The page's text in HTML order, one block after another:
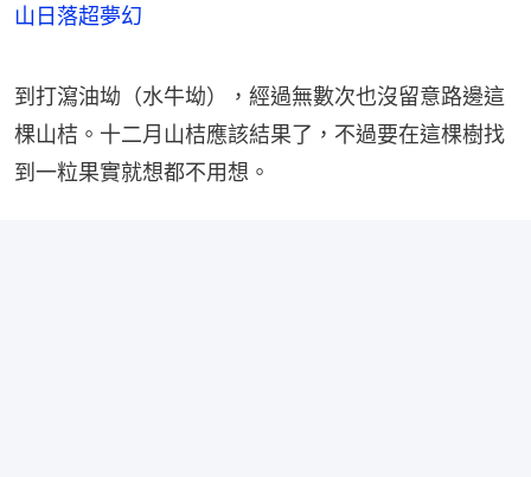
山日落超夢幻
到打瀉油坳（水牛坳），經過無數次也沒留意路邊這
棵山桔。十二月山桔應該結果了，不過要在這棵樹找
到一粒果實就想都不用想。